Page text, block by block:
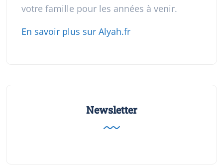
votre famille pour les années à venir.
En savoir plus sur Alyah.fr
Newsletter